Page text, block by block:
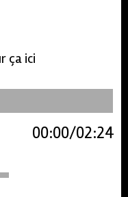
ça ici
02:24
00:00